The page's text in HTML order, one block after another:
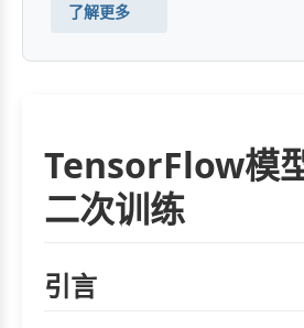
了解更多
TensorFlow模
二次训练
引言